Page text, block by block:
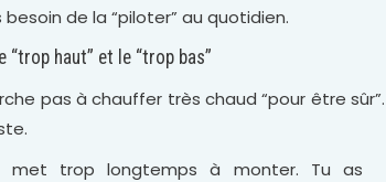
de la “piloter” au quotidien.
“trop haut” et le “trop bas”
pas à chauffer très chaud “pour être sûr”.
met trop longtemps à monter. Tu as